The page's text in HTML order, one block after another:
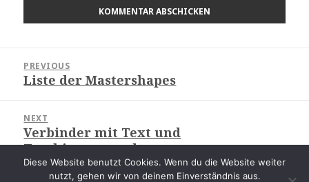
PREVIOUS
Previous
Liste der Mastershapes
NEXT
Next
post:
Verbinder mit Text und
Texthintergrund
Diese Website benutzt Cookies. Wenn du die Website weiter
nutzt, gehen wir von deinem Einverständnis aus.